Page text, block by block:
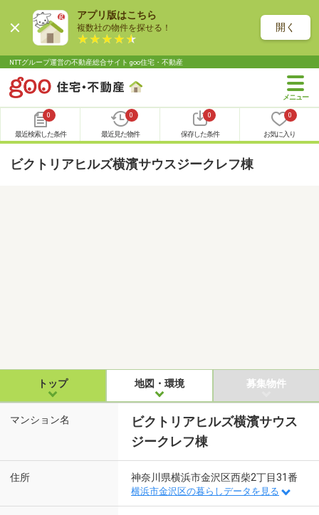
アプリ版はこちら
複数社の物件を探せる！ 開く
NTTグループ運営の不動産総合サイト goo住宅・不動産
0
最近検索した条件
0
最近見た物件
0
保存した条件
0
お気に入り
ビクトリアヒルズ横濱サウスジークレフ棟
トップ 地図・環境 募集物件
マンション名
ビクトリアヒルズ横濱サウス
ジークレフ棟
住所 神奈川県横浜市金沢区西柴2丁目31番
横浜市金沢区の暮らしデータを見る